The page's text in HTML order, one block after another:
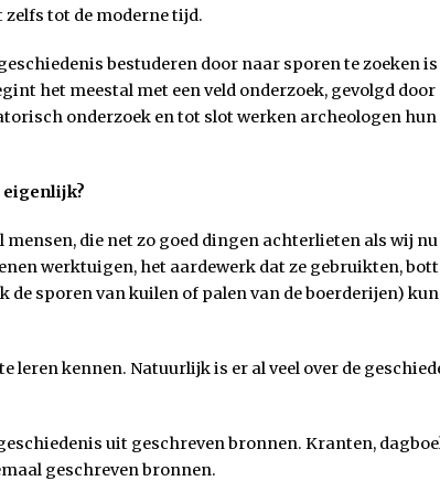
tot de moderne tijd.
bestuderen door naar sporen te zoeken
het meestal met een veld onderzoek, gevolgd door
onderzoek en tot slot werken archeologen hun
eigenlijk?
mensen, die net zo goed dingen achterlieten als wij
werktuigen, het aardewerk dat ze gebruikten,
de sporen van kuilen of palen van de boerderijen)
leren kennen. Natuurlijk is er al veel over de
uit geschreven bronnen. Kranten,
geschreven bronnen.